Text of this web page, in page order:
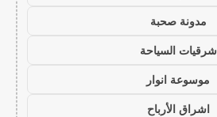
مدونة صحبة
شرقيات السياحة
موسوعة انوار
اشراق الأرباح